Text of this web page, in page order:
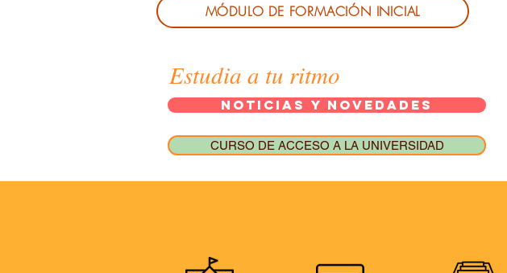
MÓDULO DE FORMACIÓN INICIAL
Estudia a tu ritmo
NOTICIAS Y NOVEDADES
CURSO DE ACCESO A LA UNIVERSIDAD